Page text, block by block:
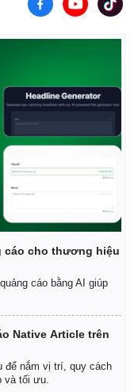
cáo cho thương hiệu
cáo bằng AI giúp
Native Article trên
để nắm vị trí, quy cách
và tối ưu.